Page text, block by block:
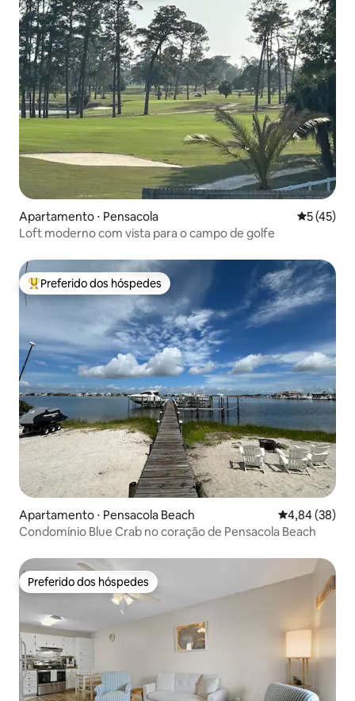
Apartamento ⋅ Pensacola 5 de uma
5 (45)
Loft moderno com vista para o campo de golfe
Entre os melhores preferidos dos hóspedes
Preferido dos hóspedes
Apartamento ⋅ Pensacola Beach 4,84 de uma
4,84 (38)
Condomínio Blue Crab no coração de Pensacola Beach
Preferido dos hóspedes
Preferido dos hóspedes